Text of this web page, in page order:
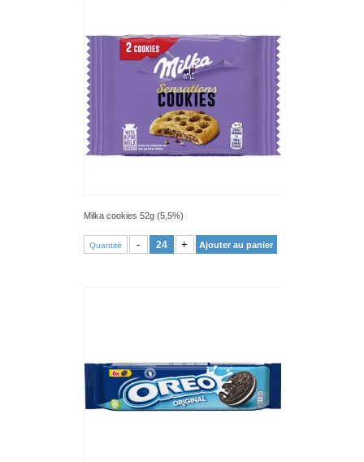
Milka cookies 52g (5,5%)
Quantité - + Ajouter au panier